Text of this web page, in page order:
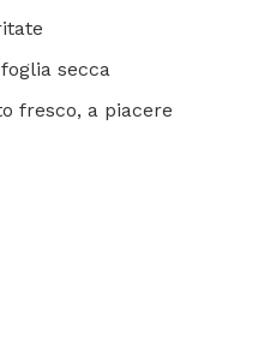
secca
fresco, a piacere